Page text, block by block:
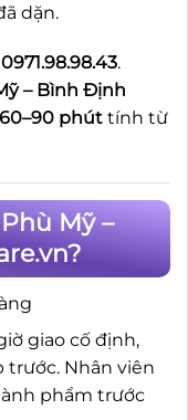
dặn.
0971.98.98.43.
– Bình Định
60–90 phút tính từ
Mỹ –
giao cố định,
Nhân viên
phẩm trước